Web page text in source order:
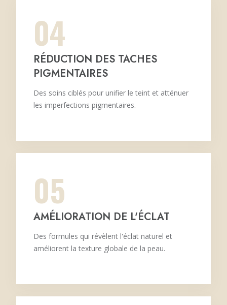
04
RÉDUCTION DES TACHES
PIGMENTAIRES
Des soins ciblés pour unifier le teint et atténuer
les imperfections pigmentaires.
05
AMÉLIORATION DE L'ÉCLAT
Des formules qui révèlent l'éclat naturel et
améliorent la texture globale de la peau.